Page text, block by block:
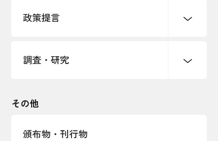
海外情報レポート
安全保障貿易管理・技術流出防止に関す
経営者保証に関するガイドライン
政策提言
中小企業経営
国土強靭化・社会基盤整備・震災復興
調査・研究
LOBO調査
その他
頒布物・刊行物